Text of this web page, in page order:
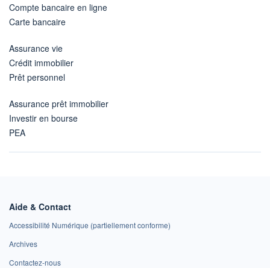
Compte bancaire en ligne
Carte bancaire
Assurance vie
Crédit immobilier
Prêt personnel
Assurance prêt immobilier
Investir en bourse
PEA
Aide & Contact
Accessibilité Numérique (partiellement conforme)
Archives
Contactez-nous